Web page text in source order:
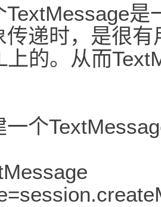
是
传递时，是很
上的。从而